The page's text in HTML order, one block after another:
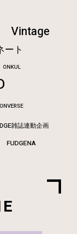
Vintage
ート
ONKUL
雑誌連動企画
FUDGENA